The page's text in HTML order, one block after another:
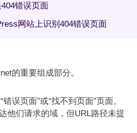
错误页面
网站上识别404错误页面
的重要组成部分。
页面”或“找不到页面”页面。
他们请求的域，但URL路径未提